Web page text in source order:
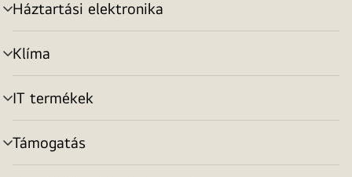
Háztartási elektronika
menu
toggle
Klíma
menu
toggle
IT termékek
menu
toggle
Támogatás
menu
toggle